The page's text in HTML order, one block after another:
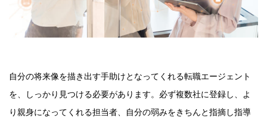
自分の将来像を描き出す手助けとなってくれる転職エージェント
を、しっかり見つける必要があります。必ず複数社に登録し、よ
り親身になってくれる担当者、自分の弱みをきちんと指摘し指導